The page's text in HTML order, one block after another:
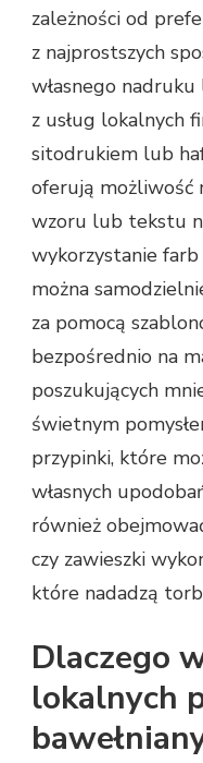
zależności od
z najprostszych
własnego
z usług lokalnych
sitodrukiem lub
oferują możliwość
wzoru lub tekstu
wykorzystanie
można
za pomocą
bezpośrednio na
poszukujących
świetnym
przypinki, które
własnych
również
czy zawieszki
które nadadzą
Dlaczego
lokalnych